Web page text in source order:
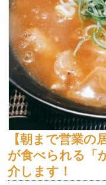
【朝まで営業の
が食べられる「
介します！